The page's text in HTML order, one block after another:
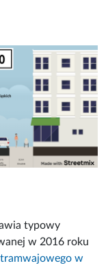
typowy
w 2016 roku
w